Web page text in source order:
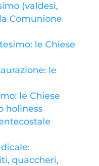
(valdesi,
Comunione
le Chiese
le
le Chiese
holiness
quaccheri,